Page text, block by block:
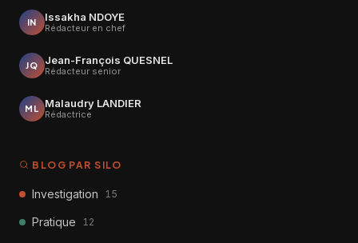
IN Issakha NDOYE
Rédacteur en chef
JQ Jean-François QUESNEL
Rédacteur senior
ML Malaudry LANDIER
Rédactrice
BLOG PAR SILO
Investigation 15
Pratique 12